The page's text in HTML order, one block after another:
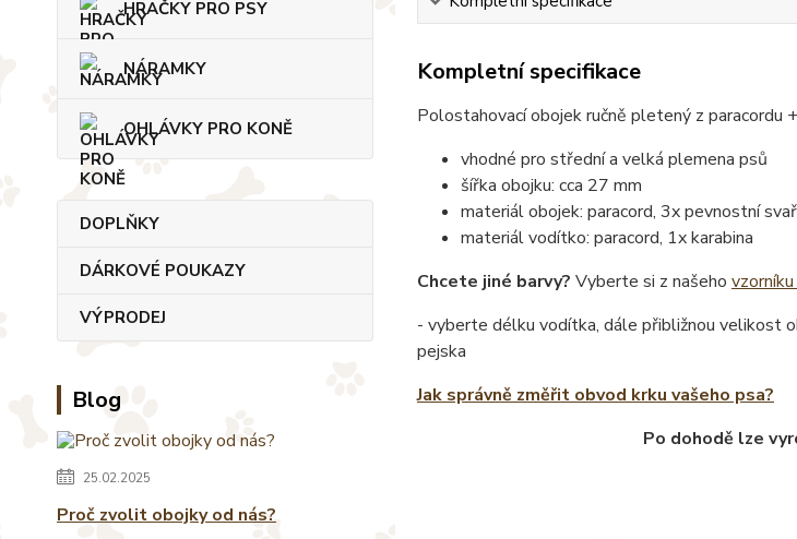
HRAČKY PRO PSY
NÁRAMKY
OHLÁVKY PRO KONĚ
DOPLŇKY
DÁRKOVÉ POUKAZY
VÝPRODEJ
Blog
25.02.2025
Proč zvolit obojky od nás?
Kompletní specifikace
Polostahovací obojek ručně pletený z paracordu
vhodné pro střední a velká plemena psů
šířka obojku: cca 27 mm
materiál obojek: paracord, 3x pevnostní
materiál vodítko: paracord, 1x karabina
Chcete jiné barvy? Vyberte si z našeho
- vyberte délku vodítka, dále přibližnou velikost
pejska
Jak správně změřit obvod krku vašeho psa?
Po dohodě lze